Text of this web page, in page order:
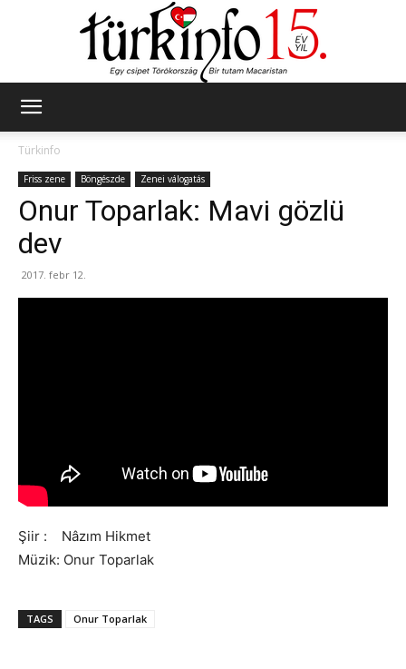
Türkinfo
Friss zene Böngészde Zenei válogatás
Onur Toparlak: Mavi gözlü
dev
2017. febr 12.
Şiir : Nâzım Hikmet
Müzik: Onur Toparlak
TAGS Onur Toparlak